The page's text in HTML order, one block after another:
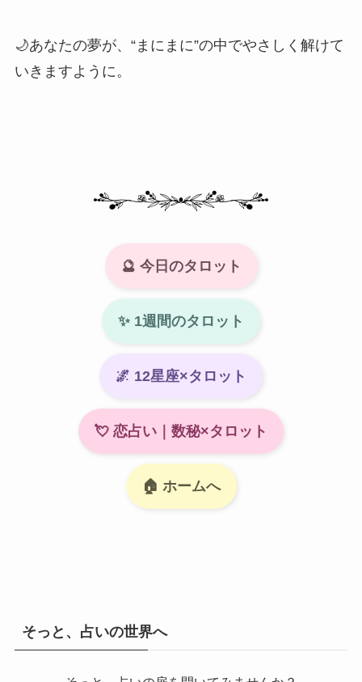
🌙あなたの夢が、“まにまに”の中でやさしく解けて
いきますように。
🔮 今日のタロット
✨ 1週間のタロット
🌌 12星座×タロット
💘 恋占い｜数秘×タロット
🏠 ホームへ
そっと、占いの世界へ